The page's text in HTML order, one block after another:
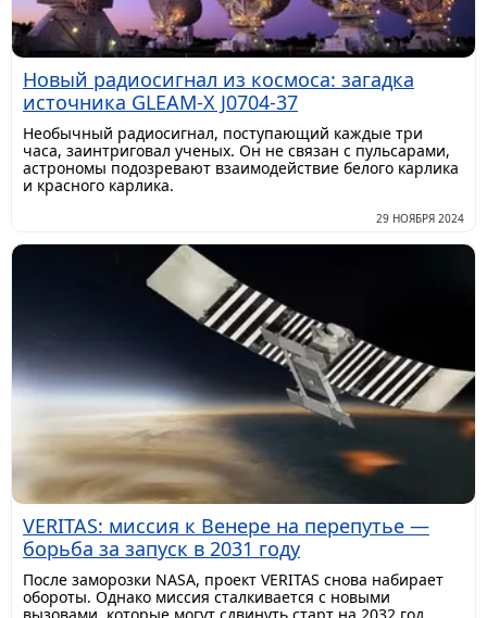
Новый радиосигнал из космоса: загадка
источника GLEAM-X J0704-37
Необычный радиосигнал, поступающий каждые три
часа, заинтриговал ученых. Он не связан с пульсарами,
астрономы подозревают взаимодействие белого карлика
и красного карлика.
29 НОЯБРЯ 2024
VERITAS: миссия к Венере на перепутье —
борьба за запуск в 2031 году
После заморозки NASA, проект VERITAS снова набирает
обороты. Однако миссия сталкивается с новыми